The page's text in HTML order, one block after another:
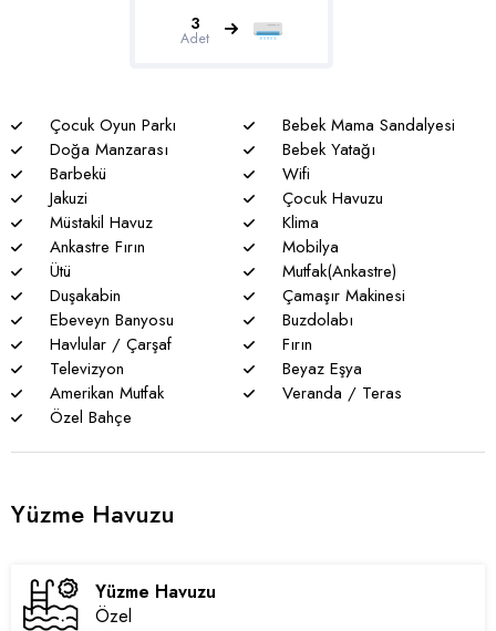
yapılmaktadır. Bütün önlemlere rağmen çevrede kelebek,
böcek, sinek vs. bulunma ihtimali vardır.
* Havuzu korunaklı villalarımızda sizlere %100 görünmeme
garantisi verememekteyiz. Bu villalarımızda her zaman %5
sakınma payı mevcuttur.
* Villalarımızda yaz aylarında yoğun nüfus artışı nedeniyle
nadiren de olsa elektrik ve su kesintileri yaşanabilmektedir.
3
Adet
Çocuk Oyun Parkı
Bebek Mama Sandalyesi
Doğa Manzarası
Bebek Yatağı
Barbekü
Wifi
Jakuzi
Çocuk Havuzu
Müstakil Havuz
Klima
Ankastre Fırın
Mobilya
Ütü
Mutfak(Ankastre)
Duşakabin
Çamaşır Makinesi
Ebeveyn Banyosu
Buzdolabı
Havlular / Çarşaf
Fırın
Televizyon
Beyaz Eşya
Amerikan Mutfak
Veranda / Teras
Özel Bahçe
Yüzme Havuzu
Yüzme Havuzu
Özel